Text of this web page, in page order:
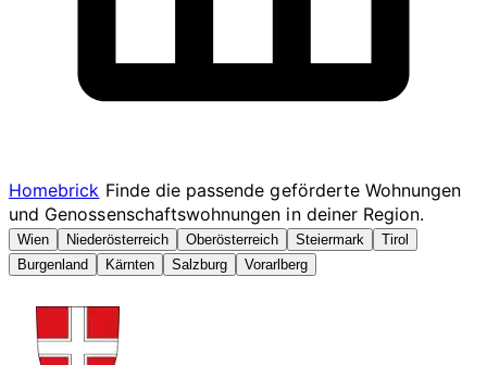
Homebrick Finde die passende geförderte Wohnungen
und Genossenschaftswohnungen in deiner Region.
Wien Niederösterreich Oberösterreich Steiermark
Tirol
Burgenland
Kärnten Salzburg Vorarlberg